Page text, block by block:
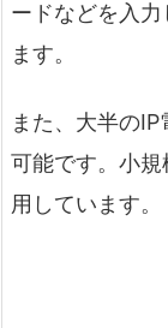
ードなどを入
ます。
また、大半の
可能です。小
用しています。